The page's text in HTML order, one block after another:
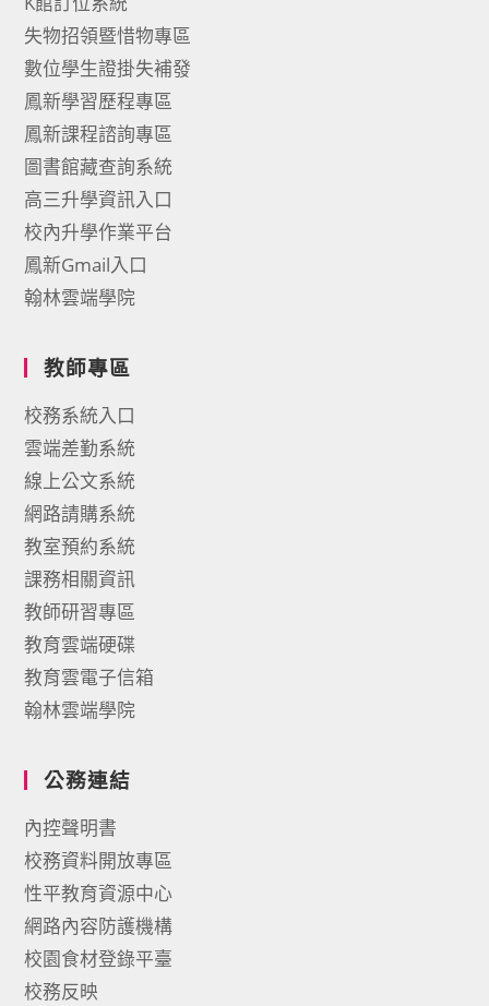
失物招領暨惜物專區
數位學生證掛失補發
鳳新學習歷程專區
鳳新課程諮詢專區
圖書館藏查詢系統
高三升學資訊入口
校內升學作業平台
鳳新Gmail入口
翰林雲端學院
教師專區
校務系統入口
雲端差勤系統
線上公文系統
網路請購系統
教室預約系統
課務相關資訊
教師研習專區
教育雲端硬碟
教育雲電子信箱
翰林雲端學院
公務連結
內控聲明書
校務資料開放專區
性平教育資源中心
網路內容防護機構
校園食材登錄平臺
校務反映